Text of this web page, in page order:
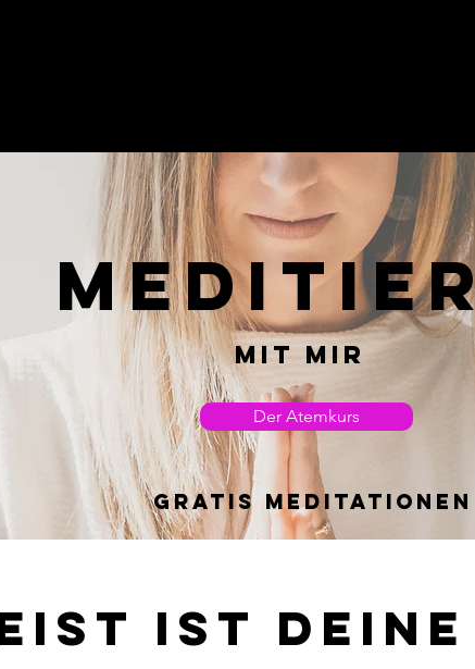
MIT MIR
Der Atemkurs
GRATIS MEDITATIONEN
IST